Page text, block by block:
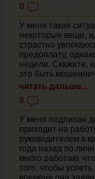
0
У меня такая
некоторые вещи,
страстно
предоплату,
недели. Скажите,
это быть
читать дальше...
0
У меня подписан
приходит на
руководителем в
года назад по
много работаю,
того, чтобы